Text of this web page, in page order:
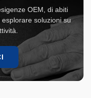
OEM, di abiti
soluzioni su